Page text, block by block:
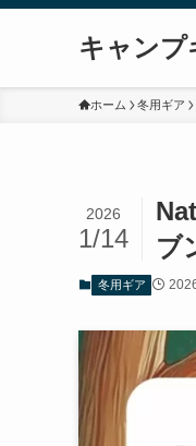
キャン
ホーム 冬用ギア
ブ
2026
1/14
冬用ギア